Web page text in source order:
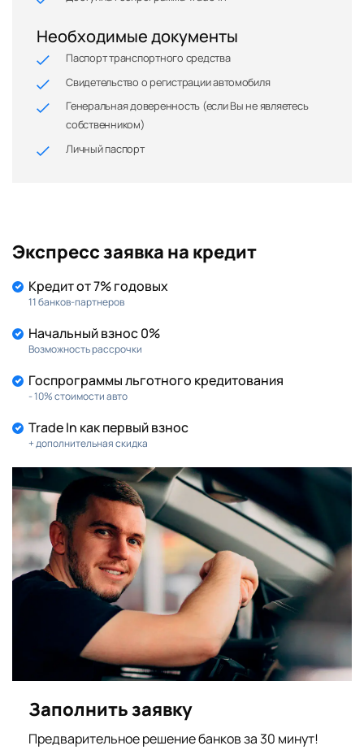
Необходимые документы
Паспорт транспортного средства
Свидетельство о регистрации автомобиля
Генеральная доверенность (если Вы не являетесь
собственником)
Личный паспорт
Экспресс заявка на кредит
Кредит от 7% годовых
11 банков-партнеров
Начальный взнос 0%
Возможность рассрочки
Госпрограммы льготного кредитования
- 10% стоимости авто
Trade In как первый взнос
+ дополнительная скидка
Заполнить заявку
Предварительное решение банков за 30 минут!